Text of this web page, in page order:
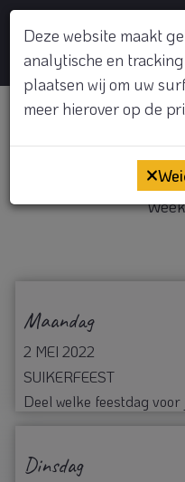
GRATIS
Maandag
2 MEI 2022
SUIKERFEEST
Deel welke feestdag
Dinsdag
Deze website maakt
analytische en
plaatsen wij om uw
meer hierover op de